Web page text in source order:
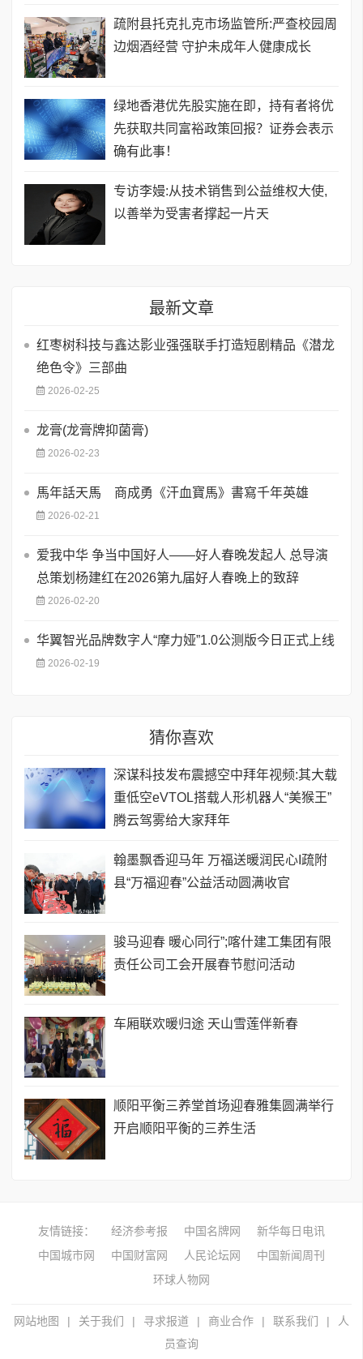
疏附县托克扎克市场监管所:严查校园周
边烟酒经营 守护未成年人健康成长
绿地香港优先股实施在即，持有者将优
先获取共同富裕政策回报？证券会表示
确有此事！
专访李嫚:从技术销售到公益维权大使,
以善举为受害者撑起一片天
最新文章
红枣树科技与鑫达影业强强联手打造短剧精品《潜龙
绝色令》三部曲
2026-02-25
龙膏(龙膏牌抑菌膏)
2026-02-23
馬年話天馬 商成勇《汗血寶馬》書寫千年英雄
2026-02-21
爱我中华 争当中国好人——好人春晚发起人 总导演
总策划杨建红在2026第九届好人春晚上的致辞
2026-02-20
华翼智光品牌数字人“摩力娅”1.0公测版今日正式上线
2026-02-19
猜你喜欢
深谋科技发布震撼空中拜年视频:其大载
重低空eVTOL搭载人形机器人“美猴王”
腾云驾雾给大家拜年
翰墨飘香迎马年 万福送暖润民心I疏附
县“万福迎春”公益活动圆满收官
骏马迎春 暖心同行”;喀什建工集团有限
责任公司工会开展春节慰问活动
车厢联欢暖归途 天山雪莲伴新春
顺阳平衡三养堂首场迎春雅集圆满举行
开启顺阳平衡的三养生活
友情链接： 经济参考报 中国名牌网
新华每日电讯
中国城市网
中国财富网 人民论坛网
中国新闻周刊
环球人物网
网站地图 | 关于我们 | 寻求报道 | 商业合作 | 联系我们 |
人
员查询